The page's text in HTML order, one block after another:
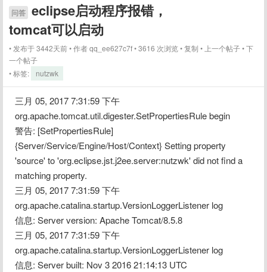
问答 eclipse启动程序报错，
tomcat可以启动
发布于 3442天前 作者qq_ee627c7f 3616 次浏览 复制 上一个帖子 下
一个帖子
标签:
nutzwk
三月 05, 2017 7:31:59 下午
org.apache.tomcat.util.digester.SetPropertiesRule begin
警告: [SetPropertiesRule]
{Server/Service/Engine/Host/Context} Setting property
'source' to 'org.eclipse.jst.j2ee.server:nutzwk' did not find a
matching property.
三月 05, 2017 7:31:59 下午
org.apache.catalina.startup.VersionLoggerListener log
信息: Server version: Apache Tomcat/8.5.8
三月 05, 2017 7:31:59 下午
org.apache.catalina.startup.VersionLoggerListener log
信息: Server built: Nov 3 2016 21:14:13 UTC